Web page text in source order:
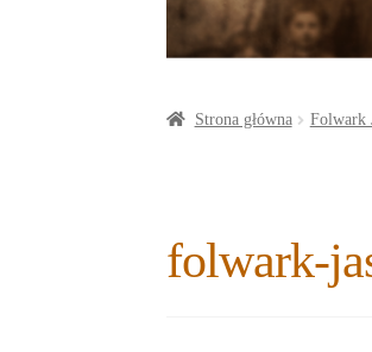
Strona główna Folwark
folwark-